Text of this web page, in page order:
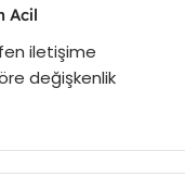
Acil
iletişime
değişkenlik